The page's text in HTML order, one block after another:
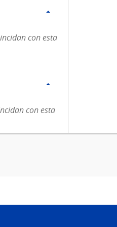
con esta
con esta